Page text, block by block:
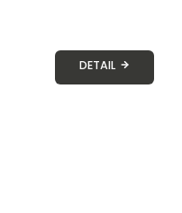
DETAIL